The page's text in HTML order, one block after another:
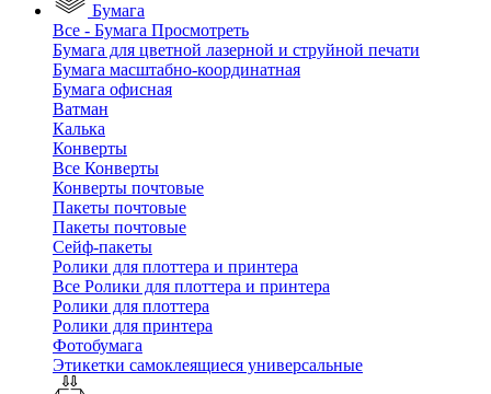
Бумага
Все - Бумага Просмотреть
Бумага для цветной лазерной и струйной печати
Бумага масштабно-координатная
Бумага офисная
Ватман
Калька
Конверты
Все Конверты
Конверты почтовые
Пакеты почтовые
Пакеты почтовые
Сейф-пакеты
Ролики для плоттера и принтера
Все Ролики для плоттера и принтера
Ролики для плоттера
Ролики для принтера
Фотобумага
Этикетки самоклеящиеся универсальные